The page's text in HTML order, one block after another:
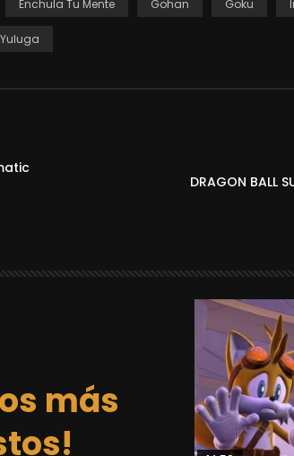
Enchula Tu Mente Gohan Goku
Yuluga
DRAGON BALL
más